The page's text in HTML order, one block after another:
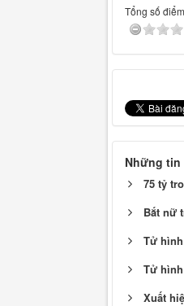
Tổng số
Những
75 tỷ
Bắt nữ
Tử
Tử
Xuất